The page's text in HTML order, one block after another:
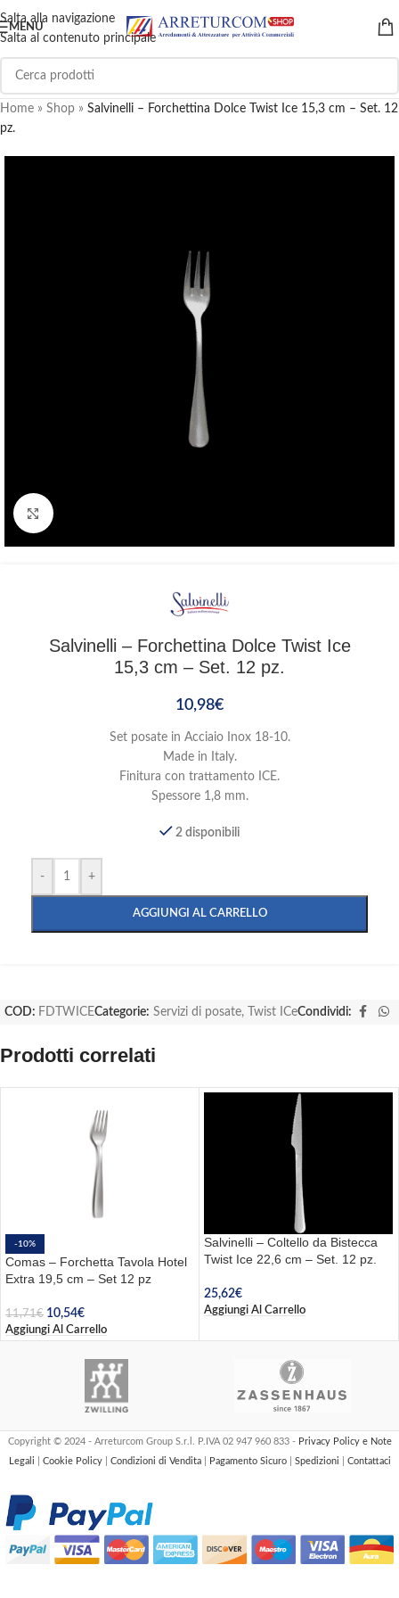
Salta alla navigazione
Salta al contenuto principale
MENU
Home » Shop » Salvinelli – Forchettina Dolce Twist Ice 15,3 cm – Set. 12
pz.
Clicca per ingrandire
Salvinelli – Forchettina Dolce Twist Ice
15,3 cm – Set. 12 pz.
10,98€
Set posate in Acciaio Inox 18-10.
Made in Italy.
Finitura con trattamento ICE.
Spessore 1,8 mm.
2 disponibili
- +
AGGIUNGI AL CARRELLO
COD: FDTWICECategorie: Servizi di posate, Twist ICeCondividi:
Prodotti correlati
-10%
Comas – Forchetta Tavola Hotel
Extra 19,5 cm – Set 12 pz
11,71€ 10,54€
Aggiungi Al Carrello
Salvinelli – Coltello da Bistecca
Twist Ice 22,6 cm – Set. 12 pz.
25,62€
Aggiungi Al Carrello
Copyright © 2024 - Arreturcom Group S.r.l. P.IVA 02 947 960 833 - Privacy Policy e Note
Legali
Cookie Policy Condizioni di Vendita Pagamento Sicuro Spedizioni Contattaci